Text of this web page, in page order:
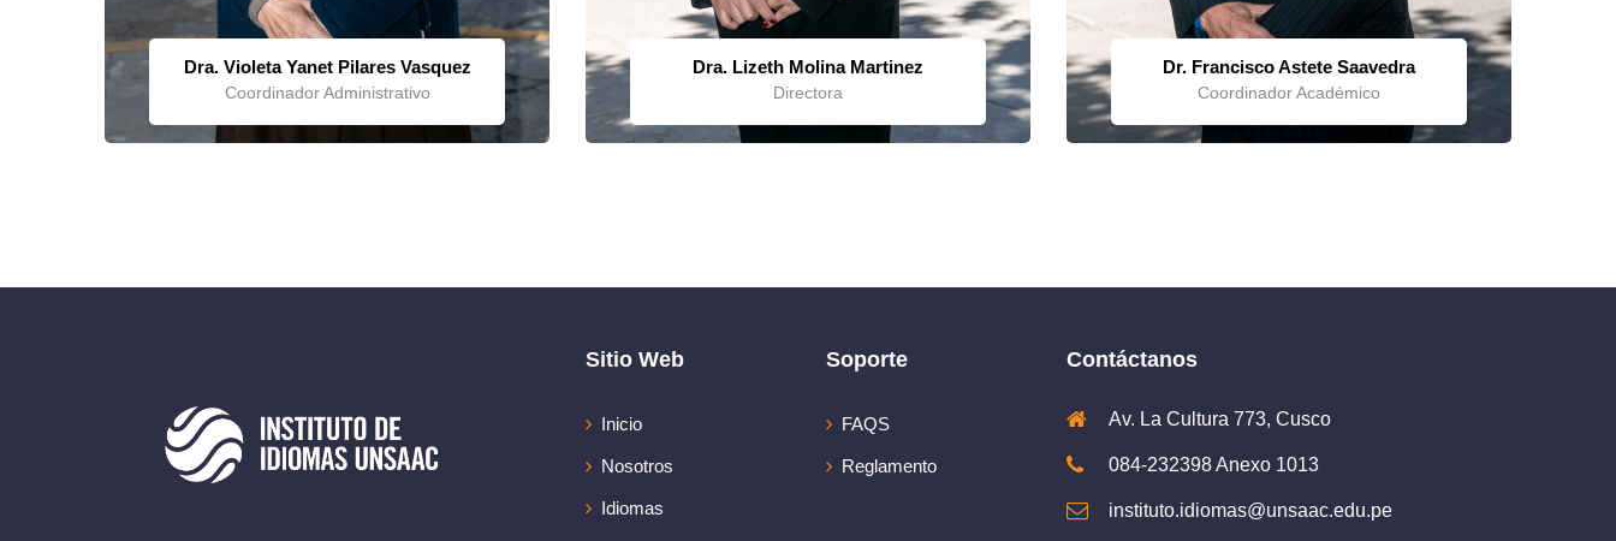
Dra. Violeta Yanet Pilares Vasquez
Coordinador Administrativo
Dra. Lizeth Molina Martinez
Directora
Dr. Francisco Astete Saavedra
Coordinador Académico
Sitio Web
Inicio
Nosotros
Idiomas
Soporte
FAQS
Reglamento
Contáctanos
Av. La Cultura 773, Cusco
084-232398 Anexo 1013
instituto.idiomas@unsaac.edu.pe